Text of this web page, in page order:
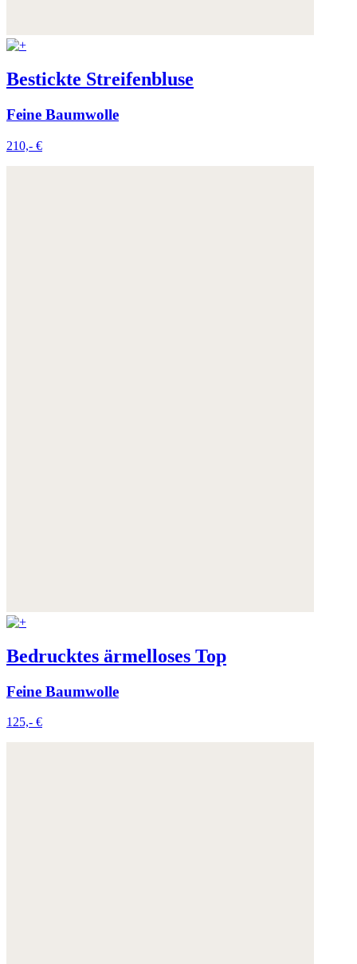
Bestickte Streifenbluse
Feine Baumwolle
210,- €
Bedrucktes ärmelloses Top
Feine Baumwolle
125,- €